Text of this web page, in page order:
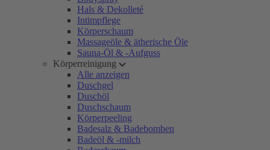
Hals & Dekolleté
Intimpflege
Körperschaum
Massageöle & ätherische Öle
Sauna-Öl & -Aufguss
Körperreinigung
Alle anzeigen
Duschgel
Duschöl
Duschschaum
Körperpeeling
Badesalz & Badebomben
Badeöl & -milch